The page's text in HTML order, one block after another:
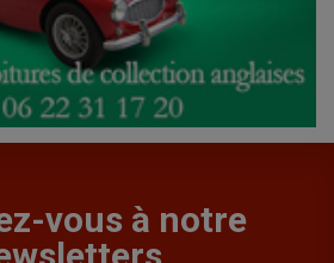
vous à notre